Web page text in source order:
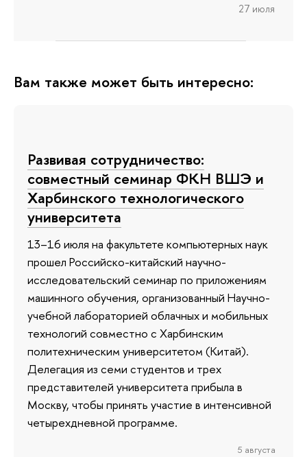
27 июля
Вам также может быть интересно:
Развивая сотрудничество:
совместный семинар ФКН ВШЭ и
Харбинского технологического
университета
13–16 июля на факультете компьютерных наук
прошел Российско-китайский научно-
исследовательский семинар по приложениям
машинного обучения, организованный Научно-
учебной лабораторией облачных и мобильных
технологий совместно с Харбинским
политехническим университетом (Китай).
Делегация из семи студентов и трех
представителей университета прибыла в
Москву, чтобы принять участие в интенсивной
четырехдневной программе.
5 августа